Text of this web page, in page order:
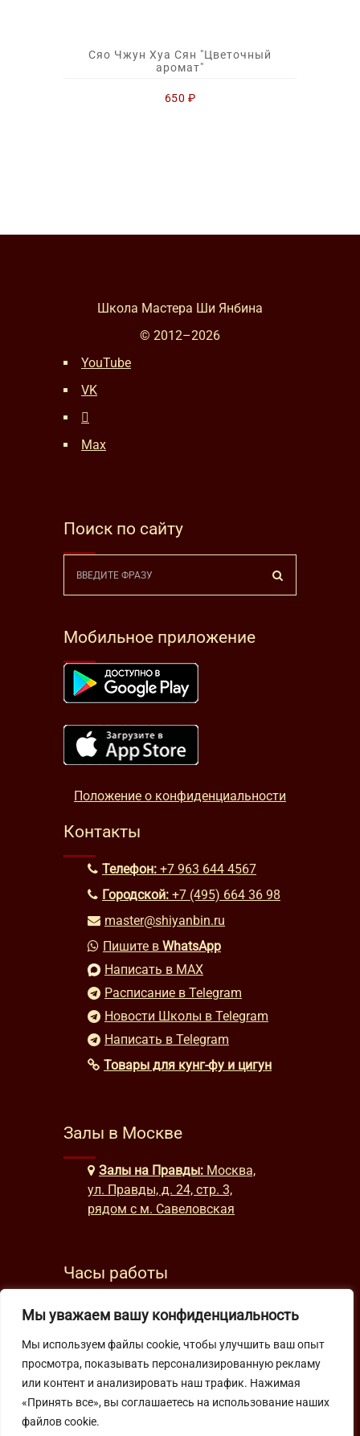
Мы уважаем вашу конфиденциальность
Мы используем файлы cookie, чтобы улучшить ваш опыт
просмотра, показывать персонализированную рекламу
или контент и анализировать наш трафик. Нажимая
«Принять все», вы соглашаетесь на использование наших
файлов cookie.
Сяо Чжун Хуа Сян "Цветочный
аромат"
650 ₽
Школа Мастера Ши Янбина
© 2012–2026
YouTube
VK
Max
Поиск по сайту
Мобильное приложение
Положение о конфиденциальности
Контакты
Телефон: +7 963 644 4567
Городской: +7 (495) 664 36 98
master@shiyanbin.ru
Пишите в WhatsApp
Написать в MAX
Расписание в Telegram
Новости Школы в Telegram
Написать в Telegram
Товары для кунг-фу и цигун
Залы в Москве
Залы на Правды: Москва,
ул. Правды, д. 24, стр. 3,
рядом с м. Савеловская
Часы работы
будни: с 9:00 до 22:00
Подпишитесь на нашу рассылку